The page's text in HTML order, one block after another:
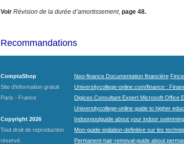
Voir Révision de la durée d’amortissement, page 48.
Recommandations
ComptaShop
Site d'information gratuit
Paris - France
Copyright 2026
Tout droit de reproduction
réservé.
Neo-finance Documentation financière
Universitycollege-online.com/finance :
Digiceo Consultant Expert Microsoft Office
Universitycollege-online guide to higher
Indoorpoolguide about your indoor
Mon-guide-epilation-definitive sur les
Permanent-hair-removal-guide about